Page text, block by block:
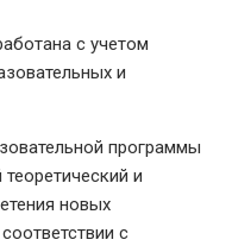
с учетом
и
программы
и
новых
с